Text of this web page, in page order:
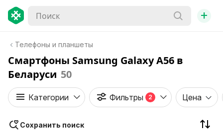
+
Телефоны и планшеты
Смартфоны Samsung Galaxy A56 в
Беларуси 50
Категории Фильтры 2 Цена
Сохранить поиск